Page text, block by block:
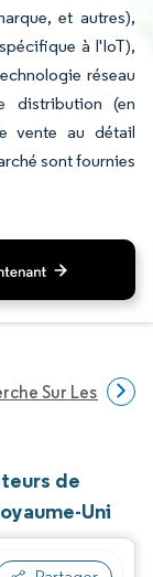
et autres),
à l'IoT),
réseau
distribution (en
vente au détail
sont fournies
Sur Les
de
Uni